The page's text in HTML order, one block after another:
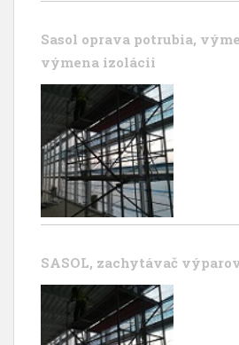
Sasol oprava potrubia,
výmena izolácii
SASOL, zachytávač